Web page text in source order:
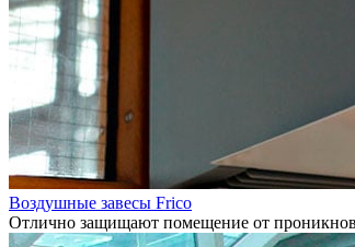
Воздушные завесы Frico
Отлично защищают помещение от